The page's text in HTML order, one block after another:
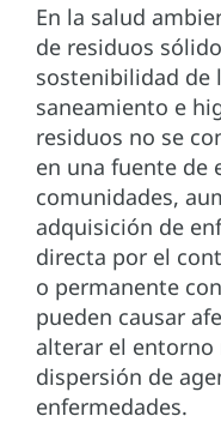
En la salud
de residuos
sostenibilidad de
saneamiento e
residuos no se
en una fuente de
comunidades,
adquisición de
directa por el
o permanente
pueden causar
alterar el
dispersión de
enfermedades.